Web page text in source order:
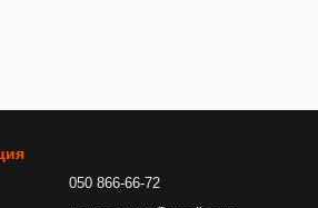
050 866-66-72